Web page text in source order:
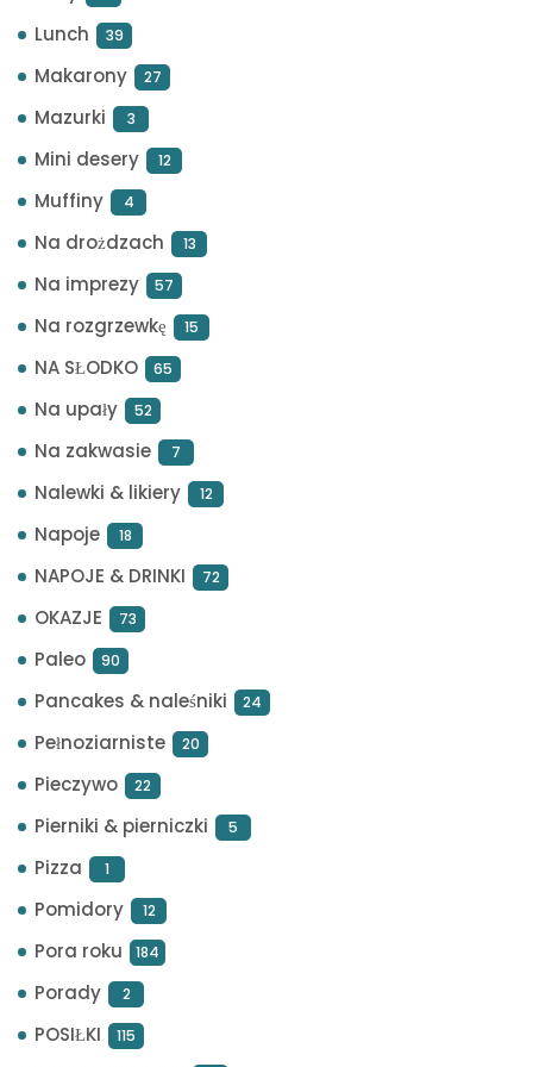
Lunch 39
Makarony 27
Mazurki 3
Mini desery 12
Muffiny 4
Na drożdzach 13
Na imprezy 57
Na rozgrzewkę 15
NA SŁODKO 65
Na upały 52
Na zakwasie 7
Nalewki & likiery 12
Napoje 18
NAPOJE & DRINKI 72
OKAZJE 73
Paleo 90
Pancakes & naleśniki 24
Pełnoziarniste 20
Pieczywo 22
Pierniki & pierniczki 5
Pizza 1
Pomidory 12
Pora roku 184
Porady 2
POSIŁKI 115